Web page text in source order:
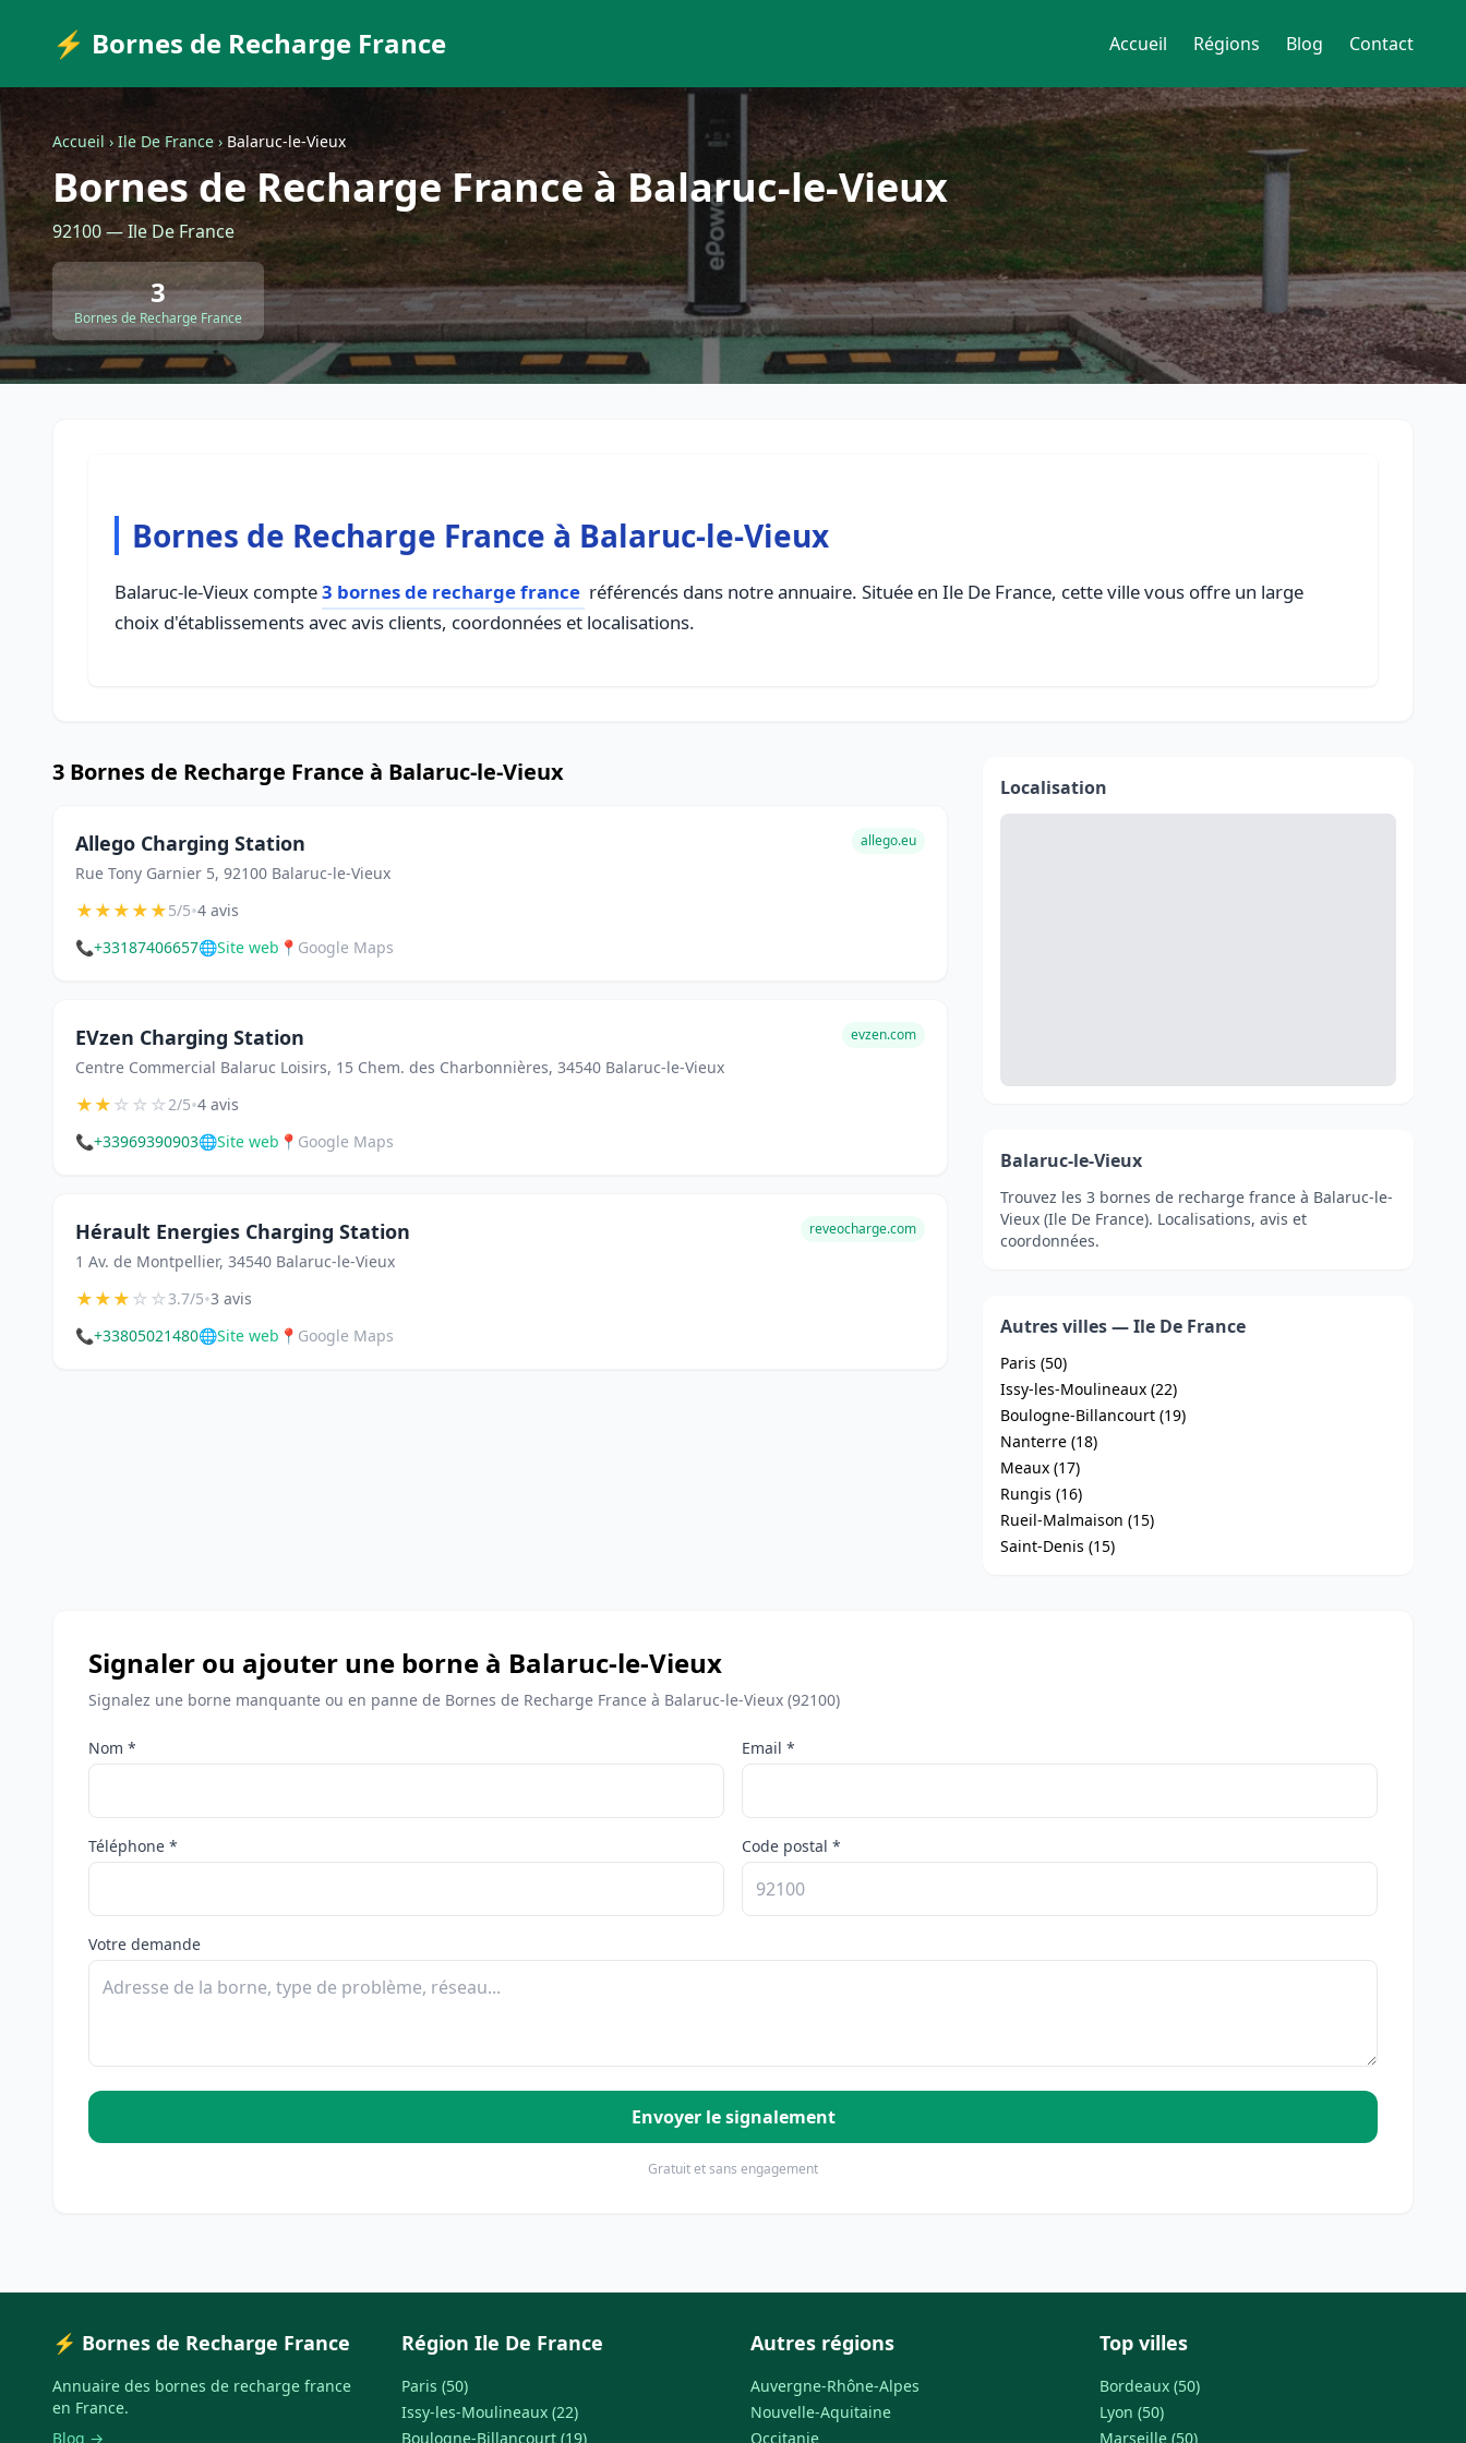
⚡ Bornes de Recharge France Accueil Régions Blog Contact
Accueil › Ile De France › Balaruc-le-Vieux
Bornes de Recharge France à Balaruc-le-Vieux
92100 — Ile De France
3
Bornes de Recharge France
Bornes de Recharge France à Balaruc-le-Vieux
Balaruc-le-Vieux compte3 bornes de recharge france référencés dans notre annuaire. Située en Ile De France, cette ville vous offre un large
choix d'établissements avec avis clients, coordonnées et localisations.
3 Bornes de Recharge France à Balaruc-le-Vieux
Allego Charging Station
Rue Tony Garnier 5, 92100 Balaruc-le-Vieux
allego.eu
★★★★★5/5•4 avis
📞+33187406657🌐Site web 📍 Google Maps
EVzen Charging Station
Centre Commercial Balaruc Loisirs, 15 Chem. des Charbonnières, 34540 Balaruc-le-Vieux
evzen.com
★★☆☆☆2/5•4 avis
📞+33969390903🌐Site web 📍 Google Maps
Hérault Energies Charging Station
1 Av. de Montpellier, 34540 Balaruc-le-Vieux
reveocharge.com
★★★☆☆3.7/5•3 avis
📞+33805021480🌐Site web 📍 Google Maps
Localisation
Balaruc-le-Vieux
Trouvez les 3 bornes de recharge france à Balaruc-le-
Vieux (Ile De France). Localisations, avis et
coordonnées.
Autres villes — Ile De France
Paris (50)
Issy-les-Moulineaux (22)
Boulogne-Billancourt (19)
Nanterre (18)
Meaux (17)
Rungis (16)
Rueil-Malmaison (15)
Saint-Denis (15)
Signaler ou ajouter une borne à Balaruc-le-Vieux
Signalez une borne manquante ou en panne de Bornes de Recharge France à Balaruc-le-Vieux (92100)
Nom * Email *
Téléphone * Code postal *
Votre demande
Envoyer le signalement
Gratuit et sans engagement
⚡ Bornes de Recharge France
Annuaire des bornes de recharge france
en France.
Blog →
Région Ile De France
Paris (50)
Issy-les-Moulineaux (22)
Boulogne-Billancourt (19)
Autres régions
Auvergne-Rhône-Alpes
Nouvelle-Aquitaine
Occitanie
Top villes
Bordeaux (50)
Lyon (50)
Marseille (50)